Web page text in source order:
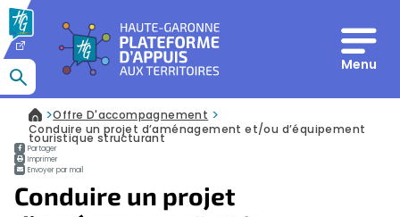
Que recherchez-vous ?
Menu
Accueil
>Offre D'accompagnement >
Conduire un projet d’aménagement et/ou d’équipement
touristique structurant
Partager
Imprimer
Envoyer par mail
Conduire un projet
Panneau de gestion des cookies